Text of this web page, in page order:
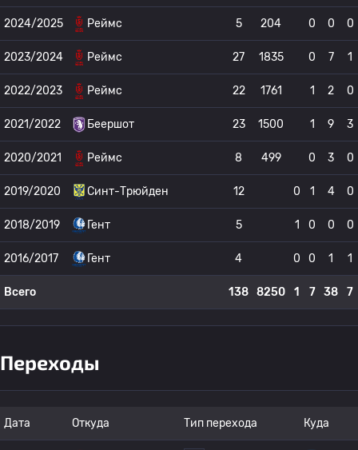
2024/2025 Реймс 5 204 0 0 0
2023/2024 Реймс 27 1835 0 7 1
2022/2023 Реймс 22 1761 1 2 0
2021/2022 Беершот 23 1500 1 9 3
2020/2021 Реймс 8 499 0 3 0
2019/2020 Синт-Трюйден 12 0 1 4 0
2018/2019 Гент 5 1 0 0 0
2016/2017 Гент 4 0 0 1 1
Всего 138 8250 1 7 38 7
Переходы
Дата Откуда Тип перехода Куда